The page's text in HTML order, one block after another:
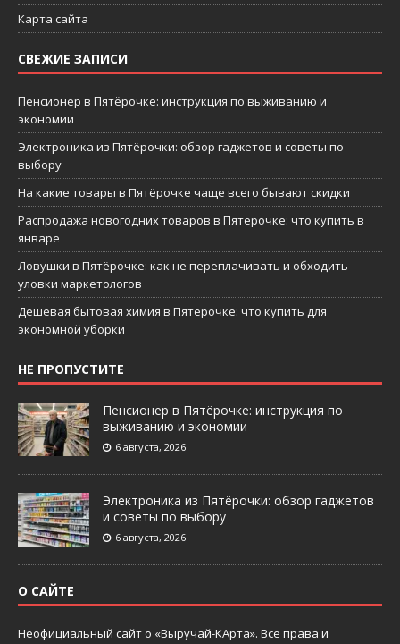
Карта сайта
СВЕЖИЕ ЗАПИСИ
Пенсионер в Пятёрочке: инструкция по выживанию и
экономии
Электроника из Пятёрочки: обзор гаджетов и советы по
выбору
На какие товары в Пятёрочке чаще всего бывают скидки
Распродажа новогодних товаров в Пятерочке: что купить в
январе
Ловушки в Пятёрочке: как не переплачивать и обходить
уловки маркетологов
Дешевая бытовая химия в Пятерочке: что купить для
экономной уборки
НЕ ПРОПУСТИТЕ
Пенсионер в Пятёрочке: инструкция по
выживанию и экономии
6 августа, 2026
Электроника из Пятёрочки: обзор гаджетов
и советы по выбору
6 августа, 2026
О САЙТЕ
Неофициальный сайт о «Выручай-КАрта». Все права и